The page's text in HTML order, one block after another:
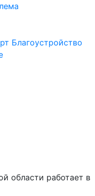
Благоустройство
области работает в